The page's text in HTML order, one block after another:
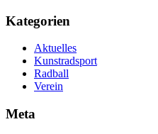
Kategorien
Aktuelles
Kunstradsport
Radball
Verein
Meta